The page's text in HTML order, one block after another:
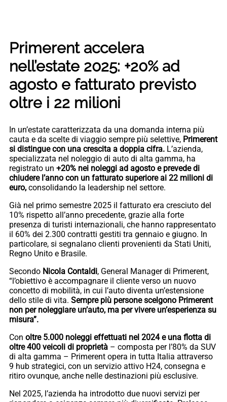
Primerent accelera
nell’estate 2025: +20% ad
agosto e fatturato previsto
oltre i 22 milioni
In un’estate caratterizzata da una domanda interna più
cauta e da scelte di viaggio sempre più selettive, Primerent
si distingue con una crescita a doppia cifra. L’azienda,
specializzata nel noleggio di auto di alta gamma, ha
registrato un +20% nei noleggi ad agosto e prevede di
chiudere l’anno con un fatturato superiore ai 22 milioni di
euro, consolidando la leadership nel settore.
Già nel primo semestre 2025 il fatturato era cresciuto del
10% rispetto all’anno precedente, grazie alla forte
presenza di turisti internazionali, che hanno rappresentato
il 60% dei 2.300 contratti gestiti tra gennaio e giugno. In
particolare, si segnalano clienti provenienti da Stati Uniti,
Regno Unito e Brasile.
Secondo Nicola Contaldi, General Manager di Primerent,
“l’obiettivo è accompagnare il cliente verso un nuovo
concetto di mobilità, in cui l’auto diventa un’estensione
dello stile di vita. Sempre più persone scelgono Primerent
non per noleggiare un’auto, ma per vivere un’esperienza su
misura”.
Con oltre 5.000 noleggi effettuati nel 2024 e una flotta di
oltre 400 veicoli di proprietà – composta per l’80% da SUV
di alta gamma – Primerent opera in tutta Italia attraverso
9 hub strategici, con un servizio attivo H24, consegna e
ritiro ovunque, anche nelle destinazioni più esclusive.
Nel 2025, l’azienda ha introdotto due nuovi servizi per